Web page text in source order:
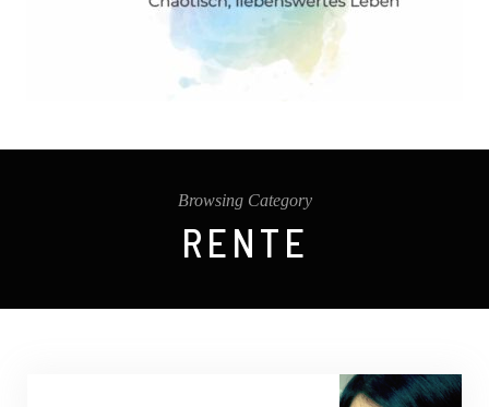
Browsing Category
RENTE